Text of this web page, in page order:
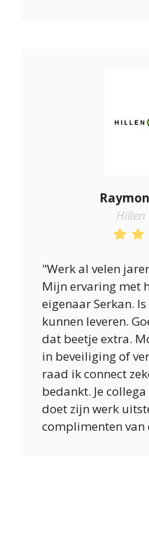
Hillen
"Werk al velen
Mijn ervaring met
eigenaar Serkan.
kunnen leveren.
dat beetje extra.
in beveiliging of
raad ik connect
bedankt. Je
doet zijn werk
complimenten